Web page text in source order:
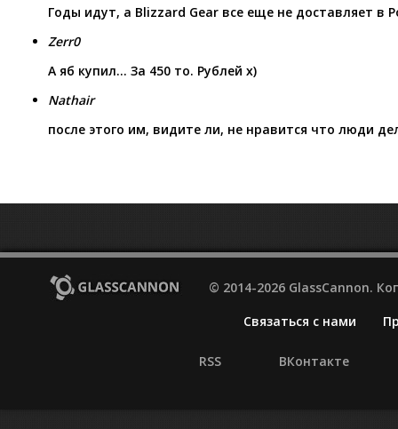
Годы идут, а Blizzard Gear все еще не доставляет в
Zerr0
А яб купил… За 450 то. Рублей х)
Nathair
после этого им, видите ли, не нравится что люди
© 2014-2026 GlassCannon.
Связаться с нами
RSS ВКонтакте